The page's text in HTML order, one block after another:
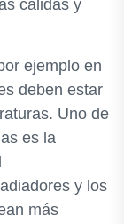
cálidas y
ejemplo en
deben estar
Uno de
es la
y los
más